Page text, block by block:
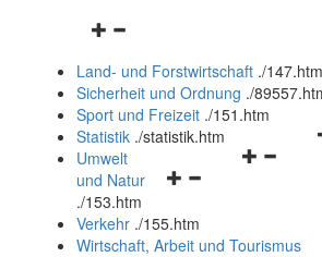
Navigationsmenü
und
schließen
Land- und Forstwirtschaft ./147.htm
Sicherheit und Ordnung ./
Sport und Freizeit ./151.htm
Statistik ./statistik.htm
Navigationsmenü
und
schließen
Umwelt
und Natur
./153.htm
Verkehr ./155.htm
Wirtschaft, Arbeit und Tourismus